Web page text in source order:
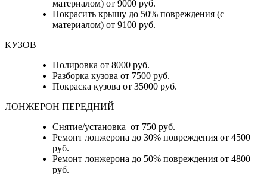
материалом) от 9000 руб.
Покрасить крышу до 50% повреждения (с
материалом) от 9100 руб.
КУЗОВ
Полировка от 8000 руб.
Разборка кузова от 7500 руб.
Покраска кузова от 35000 руб.
ЛОНЖЕРОН ПЕРЕДНИЙ
Снятие/установка от 750 руб.
Ремонт лонжерона до 30% повреждения от 4500
руб.
Ремонт лонжерона до 50% повреждения от 4800
руб.